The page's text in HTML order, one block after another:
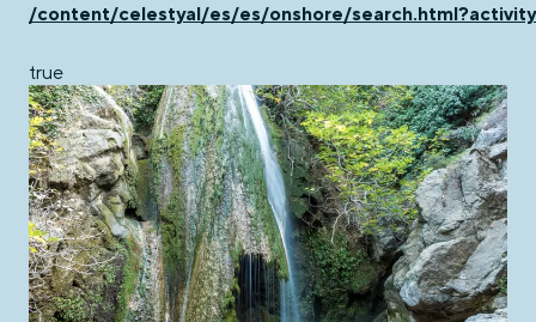
/content/celestyal/es/es/onshore/
true